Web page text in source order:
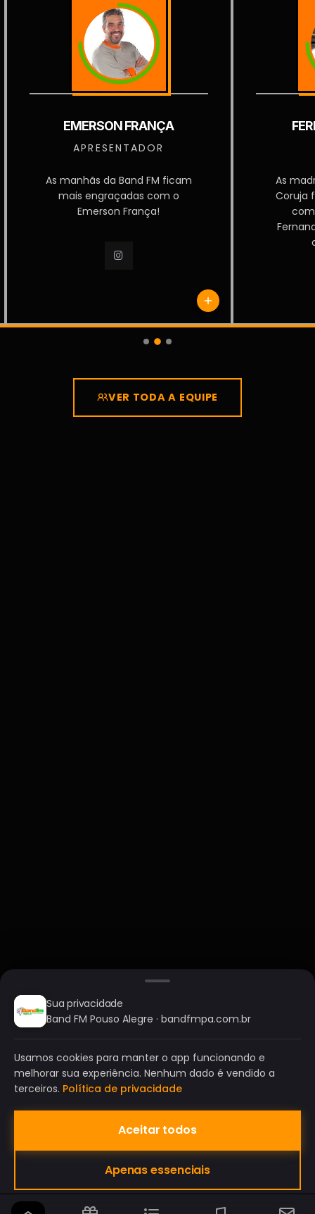
EMERSON FRANÇA
APRESENTADOR
As manhãs da Band FM ficam
mais engraçadas com o
Emerson França!
As
Coruja
VER TODA A EQUIPE
BAND FM POUSO ALEGRE
A SUA RÁDIO DO SEU JEITO!
Sua privacidade
Band FM Pouso Alegre · bandfmpa.com.br
Usamos cookies para manter o app funcionando e
melhorar sua experiência. Nenhum dado é vendido a
terceiros. Política de privacidade
Aceitar todos
Apenas essenciais